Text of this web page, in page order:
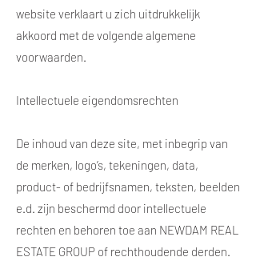
website verklaart u zich uitdrukkelijk
akkoord met de volgende algemene
voorwaarden.
Intellectuele eigendomsrechten
De inhoud van deze site, met inbegrip van
de merken, logo’s, tekeningen, data,
product- of bedrijfsnamen, teksten, beelden
e.d. zijn beschermd door intellectuele
rechten en behoren toe aan NEWDAM REAL
ESTATE GROUP of rechthoudende derden.